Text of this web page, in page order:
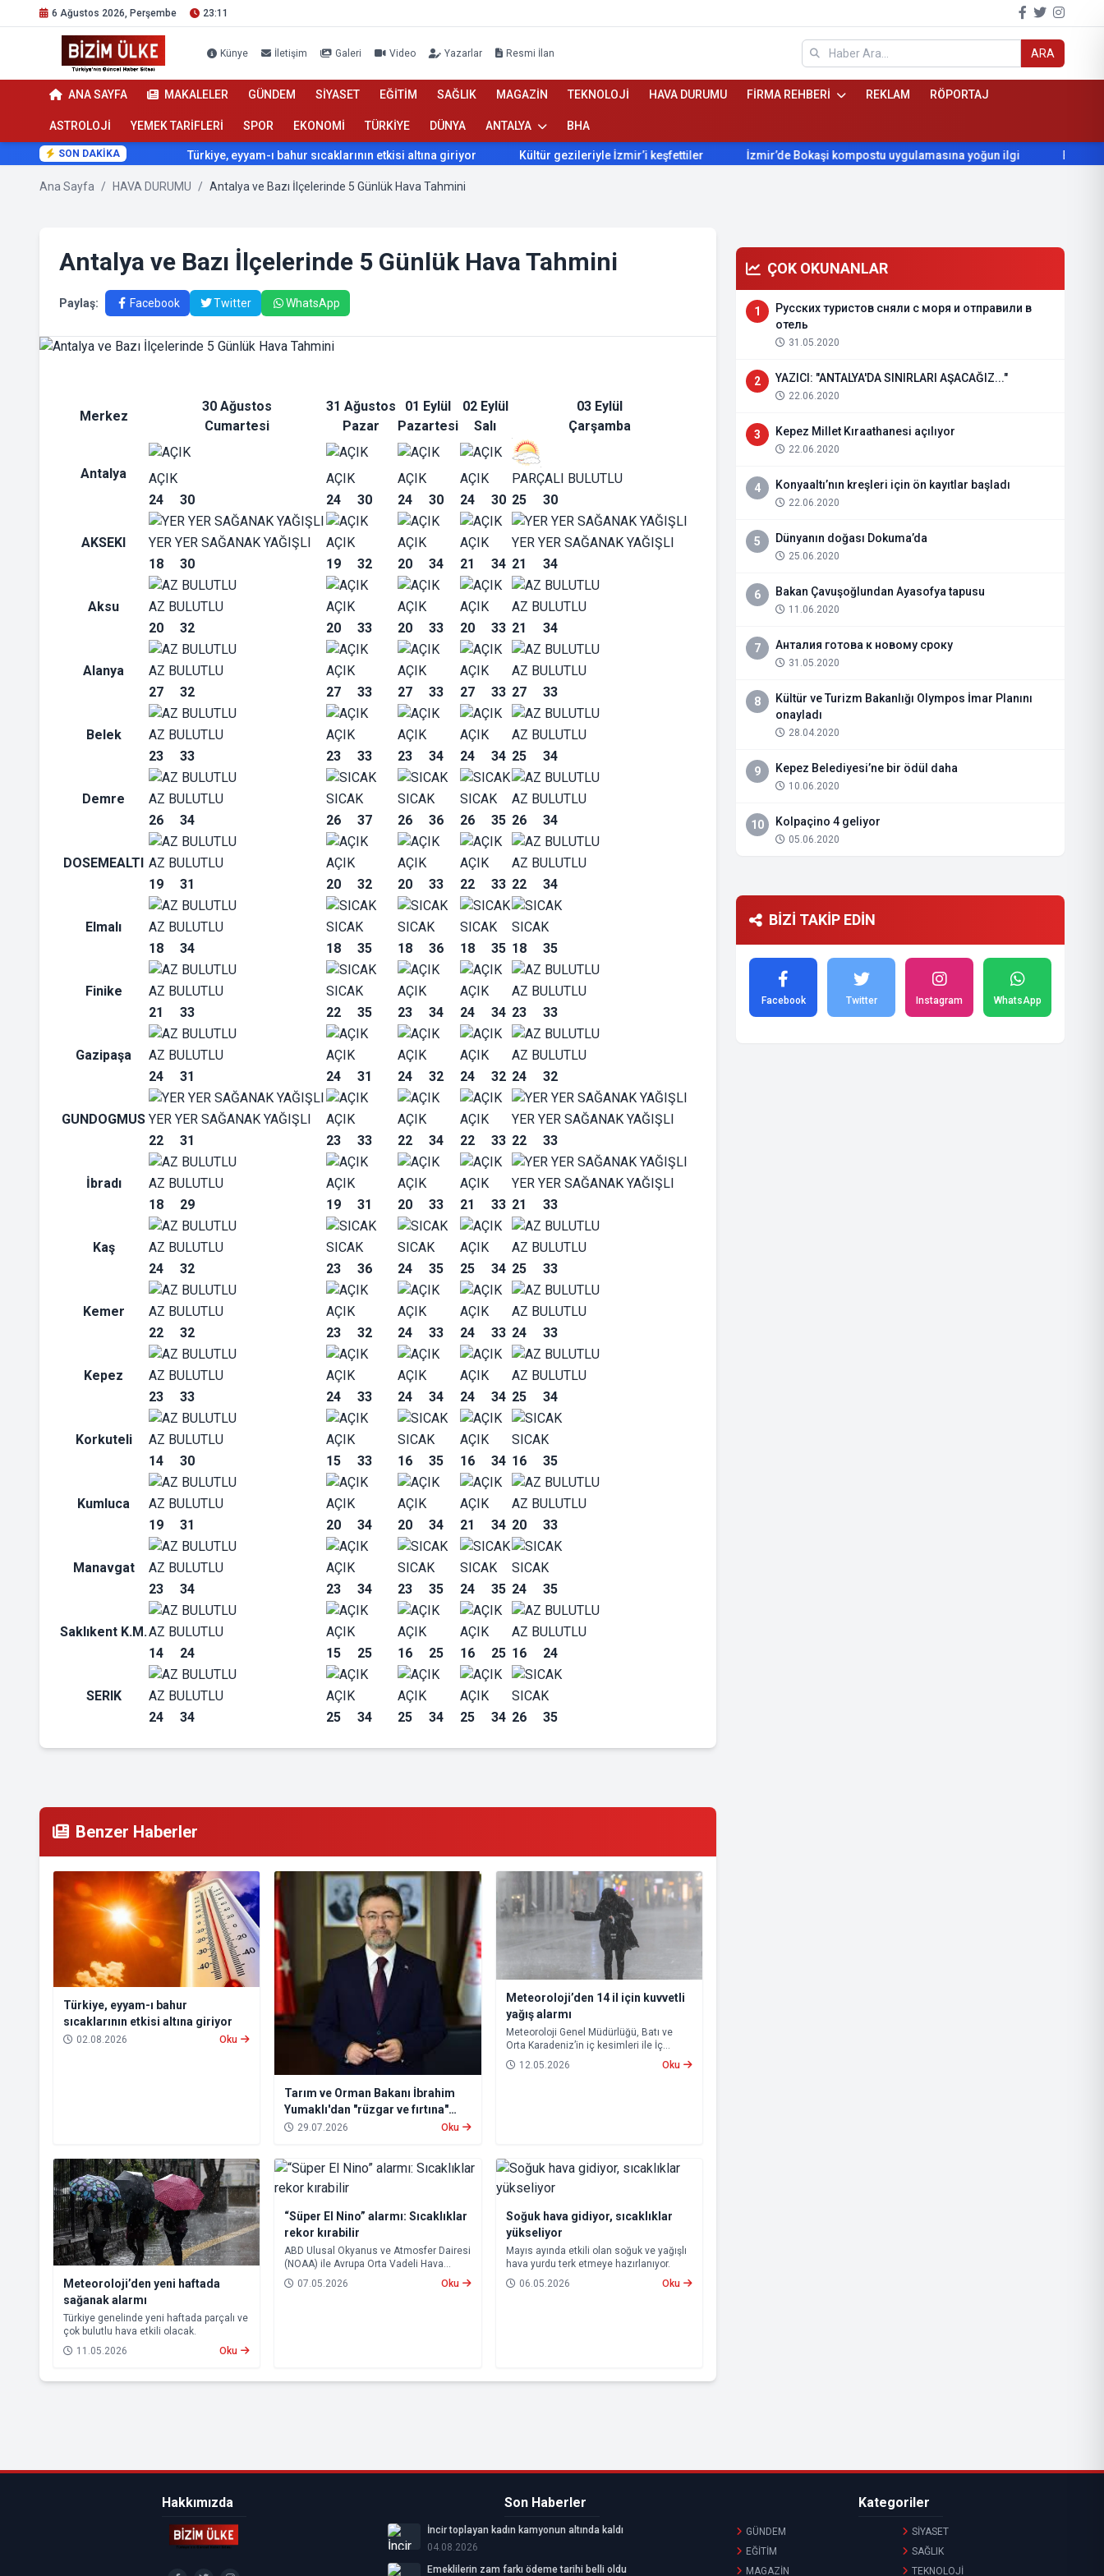
6 Ağustos 2026, Perşembe 23:11
Künye İletişim Galeri Video Yazarlar Resmi İlan ARA
ANA SAYFA MAKALELER GÜNDEM SİYASET EĞİTİM SAĞLIK MAGAZİN TEKNOLOJİ HAVA DURUMU FİRMA REHBERİ REKLAM RÖPORTAJ
ASTROLOJİ YEMEK TARİFLERİ SPOR EKONOMİ TÜRKİYE DÜNYA ANTALYA BHA
SON DAKİKA Türkiye, eyyam-ı bahur sıcaklarının etkisi altına giriyor Kültür gezileriyle İzmir’i keşfettiler İzmir’de Bokaşi kompostu uygulamasına yoğun ilgi Beydağ’ın
Ana Sayfa / HAVA DURUMU / Antalya ve Bazı İlçelerinde 5 Günlük Hava Tahmini
Antalya ve Bazı İlçelerinde 5 Günlük Hava Tahmini
Paylaş: Facebook Twitter WhatsApp
Merkez
30 Ağustos
Cumartesi
31 Ağustos
Pazar
01 Eylül
Pazartesi
02 Eylül
Salı
03 Eylül
Çarşamba
Antalya AÇIK AÇIK AÇIK AÇIK
PARÇALI BULUTLU
24
30 24 30 24 30 24 30 25 30
AKSEKI YER YER SAĞANAK YAĞIŞLI AÇIK AÇIK AÇIK
YER YER SAĞANAK YAĞIŞLI
18
30 19 32 20 34 21 34 21 34
Aksu AZ BULUTLU AÇIK AÇIK AÇIK
AZ BULUTLU
20
32 20 33 20 33 20 33 21 34
Alanya AZ BULUTLU AÇIK AÇIK AÇIK
AZ BULUTLU
27
32 27 33 27 33 27 33 27 33
Belek AZ BULUTLU AÇIK AÇIK AÇIK
AZ BULUTLU
23
33 23 33 23 34 24 34 25 34
Demre AZ BULUTLU SICAK SICAK SICAK
AZ BULUTLU
26
34 26 37 26 36 26 35 26 34
DOSEMEALTI AZ BULUTLU AÇIK AÇIK AÇIK
AZ BULUTLU
19
31 20 32 20 33 22 33 22 34
Elmalı AZ BULUTLU SICAK SICAK SICAK
SICAK
18
34 18 35 18 36 18 35 18 35
Finike AZ BULUTLU SICAK AÇIK AÇIK
AZ BULUTLU
21
33 22 35 23 34 24 34 23 33
Gazipaşa AZ BULUTLU AÇIK AÇIK AÇIK
AZ BULUTLU
24
31 24 31 24 32 24 32 24 32
GUNDOGMUS YER YER SAĞANAK YAĞIŞLI AÇIK AÇIK AÇIK
YER YER SAĞANAK YAĞIŞLI
22
31 23 33 22 34 22 33 22 33
İbradı AZ BULUTLU AÇIK AÇIK AÇIK
YER YER SAĞANAK YAĞIŞLI
18
29 19 31 20 33 21 33 21 33
Kaş AZ BULUTLU SICAK SICAK AÇIK
AZ BULUTLU
24
32 23 36 24 35 25 34 25 33
Kemer AZ BULUTLU AÇIK AÇIK AÇIK
AZ BULUTLU
22
32 23 32 24 33 24 33 24 33
Kepez AZ BULUTLU AÇIK AÇIK AÇIK
AZ BULUTLU
23
33 24 33 24 34 24 34 25 34
Korkuteli AZ BULUTLU AÇIK SICAK AÇIK
SICAK
14
30 15 33 16 35 16 34 16 35
Kumluca AZ BULUTLU AÇIK AÇIK AÇIK
AZ BULUTLU
19
31 20 34 20 34 21 34 20 33
Manavgat AZ BULUTLU AÇIK SICAK SICAK
SICAK
23
34 23 34 23 35 24 35 24 35
Saklıkent K.M.AZ BULUTLU AÇIK AÇIK AÇIK
AZ BULUTLU
14
24 15 25 16 25 16 25 16 24
SERIK AZ BULUTLU AÇIK AÇIK AÇIK
SICAK
24
34 25 34 25 34 25 34 26 35
Benzer Haberler
Türkiye, eyyam-ı bahur
sıcaklarının etkisi altına giriyor
02.08.2026 Oku
Tarım ve Orman Bakanı İbrahim
Yumaklı'dan "rüzgar ve fırtına"
uyarısı
29.07.2026 Oku
Meteoroloji’den 14 il için kuvvetli
yağış alarmı
Meteoroloji Genel Müdürlüğü, Batı ve
Orta Karadeniz’in iç kesimleri ile İç
Anadolu’nun kuzeyinde beklenen kuvvetli
sağanak nedeniyle 14 il için “sarı” kodlu
12.05.2026 Oku
Meteoroloji’den yeni haftada
sağanak alarmı
Türkiye genelinde yeni haftada parçalı ve
çok bulutlu hava etkili olacak.
11.05.2026
Oku
“Süper El Nino” alarmı: Sıcaklıklar
rekor kırabilir
ABD Ulusal Okyanus ve Atmosfer Dairesi
(NOAA) ile Avrupa Orta Vadeli Hava
Tahminleri Merkezi’nin (ECMWF)
yayımladığı yeni tahminler, önümüzdeki
07.05.2026 Oku
Soğuk hava gidiyor, sıcaklıklar
yükseliyor
Mayıs ayında etkili olan soğuk ve yağışlı
hava yurdu terk etmeye hazırlanıyor.
06.05.2026
Oku
ÇOK OKUNANLAR
1
Русских туристов сняли с моря и отправили в
отель
31.05.2020
2 YAZICI: "ANTALYA'DA SINIRLARI AŞACAĞIZ..."
22.06.2020
3 Kepez Millet Kıraathanesi açılıyor
22.06.2020
4 Konyaaltı’nın kreşleri için ön kayıtlar başladı
22.06.2020
5 Dünyanın doğası Dokuma’da
25.06.2020
6 Bakan Çavuşoğlundan Ayasofya tapusu
11.06.2020
7 Анталия готова к новому сроку
31.05.2020
8
Kültür ve Turizm Bakanlığı Olympos İmar Planını
onayladı
28.04.2020
9 Kepez Belediyesi’ne bir ödül daha
10.06.2020
10 Kolpaçino 4 geliyor
05.06.2020
BİZİ TAKİP EDİN
Facebook Twitter Instagram WhatsApp
Hakkımızda Son Haberler
İncir toplayan kadın kamyonun altında kaldı
04.08.2026
Emeklilerin zam farkı ödeme tarihi belli oldu
Kategoriler
GÜNDEM
SİYASET
EĞİTİM
SAĞLIK
MAGAZİN
TEKNOLOJİ